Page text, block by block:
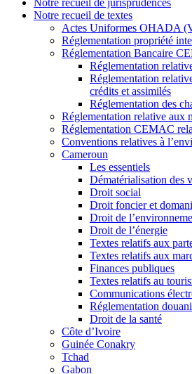
Notre recueil de textes
Actes Uniformes OHADA
Réglementation propriété
Réglementation Bancaire
Réglementation
Réglementation
crédits et assimilés
Réglementation des
Réglementation relative aux
Réglementation CEMAC
Conventions relatives à
Cameroun
Les essentiels
Dématérialisation des
Droit social
Droit foncier et
Droit de
Droit de l’énergie
Textes relatifs aux
Textes relatifs aux
Finances publiques
Textes relatifs au
Communications
Réglementation
Droit de la santé
Côte d’Ivoire
Guinée Conakry
Tchad
Gabon